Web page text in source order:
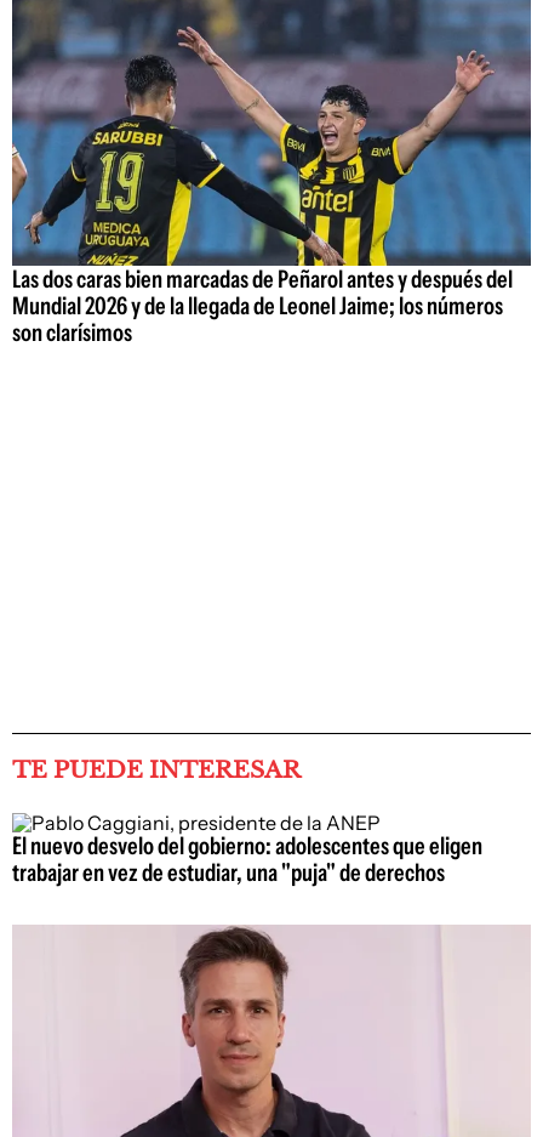
Las dos caras bien marcadas de Peñarol antes y después del
Mundial 2026 y de la llegada de Leonel Jaime; los números
son clarísimos
TE PUEDE INTERESAR
El nuevo desvelo del gobierno: adolescentes que eligen
trabajar en vez de estudiar, una "puja" de derechos